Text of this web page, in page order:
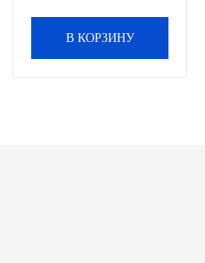
В КОРЗИНУ